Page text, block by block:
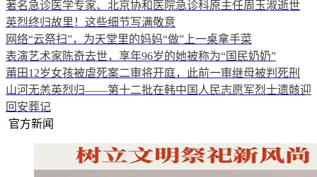
著名急诊医学专家、北京协和医院急诊科原主任周玉淑逝世
英烈终归故里！这些细节写满敬意
网络“云祭扫”，为天堂里的妈妈“做”上一桌拿手菜
表演艺术家陈奇去世，享年96岁的她被称为“国民奶奶”
莆田12岁女孩被虐死案二审将开庭，此前一审继母被判死刑
山河无恙英烈归——第十二批在韩中国人民志愿军烈士遗骸迎
回安葬记
官方新闻